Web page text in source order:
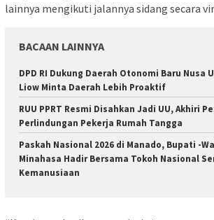
lainnya mengikuti jalannya sidang secara
BACAAN LAINNYA
DPD RI Dukung Daerah Otonomi Baru Nusa
Liow Minta Daerah Lebih Proaktif
RUU PPRT Resmi Disahkan Jadi UU, Akhiri
Perlindungan Pekerja Rumah Tangga
Paskah Nasional 2026 di Manado, Bupati -
Minahasa Hadir Bersama Tokoh Nasional
Kemanusiaan